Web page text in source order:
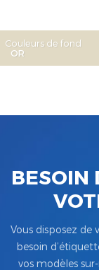
Couleurs de fond
BESOIN
Vous disposez
besoin
vos modèles